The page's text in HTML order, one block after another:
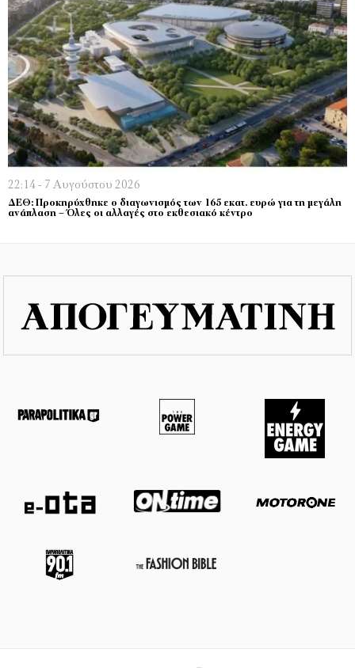
22:14 - 7 Αυγούστου 2026
ΔΕΘ: Προκηρύχθηκε ο διαγωνισμός των 165 εκατ. ευρώ για τη μεγάλη
ανάπλαση – Όλες οι αλλαγές στο εκθεσιακό κέντρο